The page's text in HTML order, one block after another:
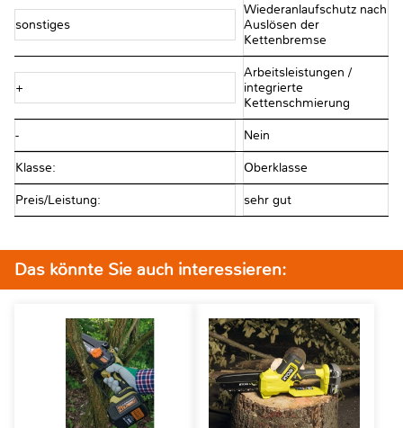
sonstiges
Wiederanlaufschutz nach
Auslösen der
Kettenbremse
+
Arbeitsleistungen /
integrierte
Kettenschmierung
- Nein
Klasse: Oberklasse
Preis/Leistung: sehr gut
Das könnte Sie auch interessieren: